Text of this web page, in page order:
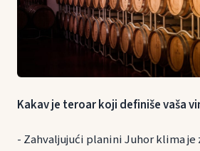
Kakav je teroar koji definiše vaša
- Zahvaljujući planini Juhor klima je